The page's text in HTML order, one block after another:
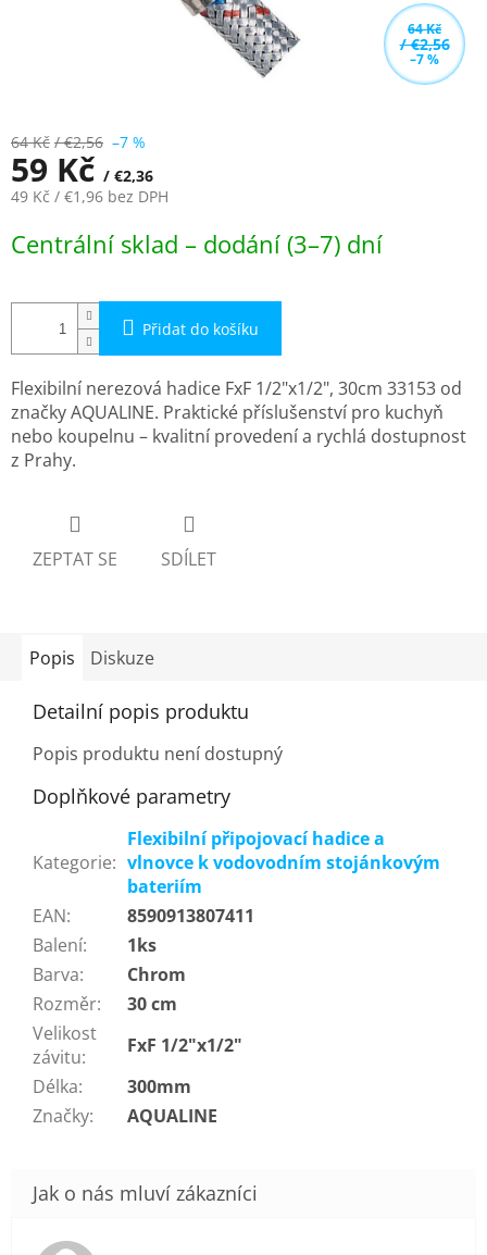
64 Kč
/ €2,56
–7 %
64 Kč / €2,56 –7 %
59 Kč / €2,36
49 Kč / €1,96 bez DPH
cena:
Centrální sklad – dodání (3–7) dní
Přidat do košíku
Flexibilní nerezová hadice FxF 1/2"x1/2", 30cm 33153 od
značky AQUALINE. Praktické příslušenství pro kuchyň
nebo koupelnu – kvalitní provedení a rychlá dostupnost
z Prahy.
ZEPTAT SE SDÍLET
Popis Diskuze
Detailní popis produktu
Popis produktu není dostupný
Doplňkové parametry
Kategorie:
Flexibilní připojovací hadice a
vlnovce k vodovodním stojánkovým
bateriím
EAN:
8590913807411
Balení:
1ks
Barva:
Chrom
Rozměr:
30 cm
Velikost
závitu:
FxF 1/2"x1/2"
Délka:
300mm
Značky: AQUALINE